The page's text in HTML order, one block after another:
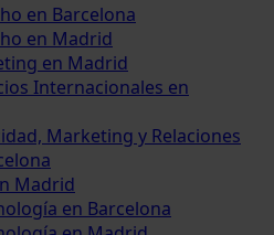
en Barcelona
en Madrid
en Madrid
Internacionales en
Marketing y Relaciones
Madrid
en Barcelona